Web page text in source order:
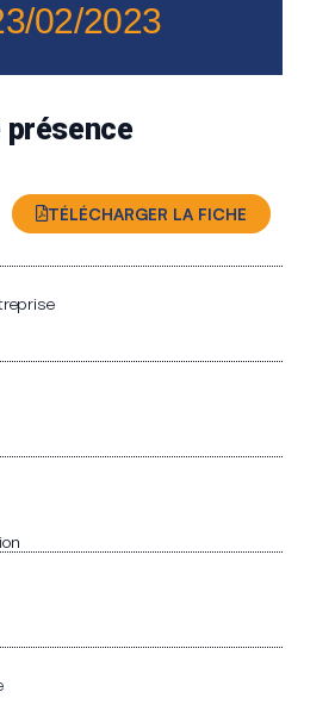
02/2023
présence
TÉLÉCHARGER LA FICHE